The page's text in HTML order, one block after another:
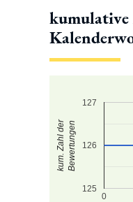
kumulative
0
125
126
127
kum. Zahl derBewertungen